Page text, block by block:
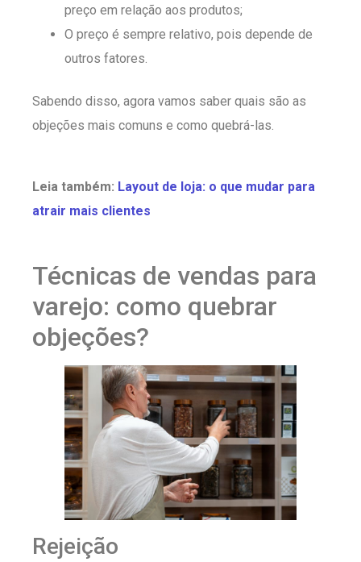
preço em relação aos produtos;
O preço é sempre relativo, pois depende de
outros fatores.
Sabendo disso, agora vamos saber quais são as
objeções mais comuns e como quebrá-las.
Leia também: Layout de loja: o que mudar para
atrair mais clientes
Técnicas de vendas para
varejo: como quebrar
objeções?
Rejeição